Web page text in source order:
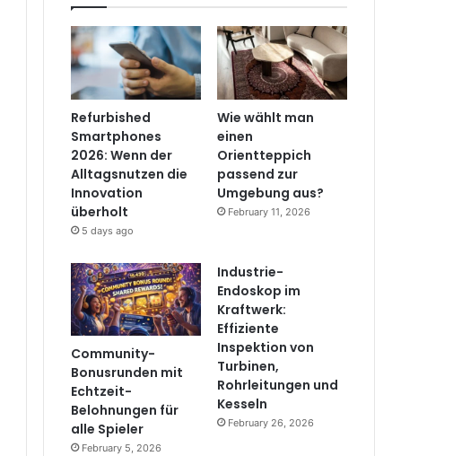
Refurbished
Smartphones
2026: Wenn der
Alltagsnutzen die
Innovation
überholt
5 days ago
Wie wählt man
einen
Orientteppich
passend zur
Umgebung aus?
February 11, 2026
Community-
Bonusrunden mit
Echtzeit-
Belohnungen für
alle Spieler
February 5, 2026
Industrie-
Endoskop im
Kraftwerk:
Effiziente
Inspektion von
Turbinen,
Rohrleitungen und
Kesseln
February 26, 2026